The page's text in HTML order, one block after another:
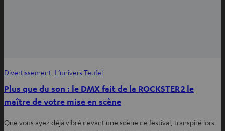
Divertissement L’univers Teufel
Plus que du son : le DMX fait de la ROCKSTER 2 le
maître de votre mise en scène
Que vous ayez déjà vibré devant une scène de festival, transpiré lors